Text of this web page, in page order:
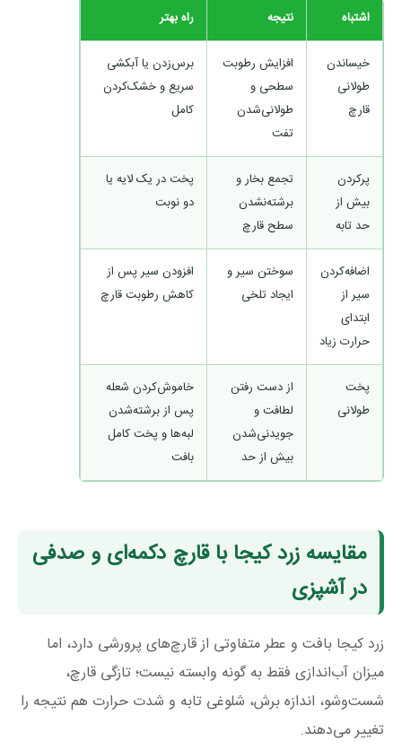
اشتباه نتیجه راه بهتر
خیساندن
طولانی
قارچ
افزایش رطوبت
سطحی و
طولانی‌شدن
تفت
برس‌زدن یا آبکشی
سریع و خشک‌کردن
کامل
پرکردن
بیش از
حد تابه
تجمع بخار و
برشته‌نشدن
سطح قارچ
پخت در یک لایه یا
دو نوبت
اضافه‌کردن
سیر از
ابتدای
حرارت زیاد
سوختن سیر و
ایجاد تلخی
افزودن سیر پس از
کاهش رطوبت قارچ
پخت
طولانی
از دست رفتن
لطافت و
جویدنی‌شدن
بیش از حد
خاموش‌کردن شعله
پس از برشته‌شدن
لبه‌ها و پخت کامل
بافت
مقایسه زرد کیجا با قارچ دکمه‌ای و صدفی
در آشپزی
زرد کیجا بافت و عطر متفاوتی از قارچ‌های پرورشی دارد، اما
میزان آب‌اندازی فقط به گونه وابسته نیست؛ تازگی قارچ،
شست‌وشو، اندازه برش، شلوغی تابه و شدت حرارت هم نتیجه را
تغییر می‌دهند.